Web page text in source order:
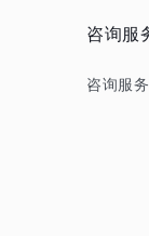
咨询服
咨询服务